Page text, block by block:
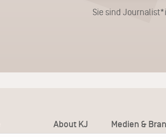
Sie sind
About KJ Medien &